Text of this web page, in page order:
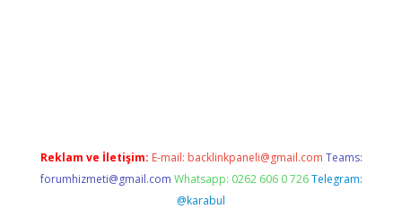
Reklam ve İletişim: E-mail: backlinkpaneli@gmail.com Teams:
forumhizmeti@gmail.com Whatsapp: 0262 606 0 726 Telegram:
@karabul